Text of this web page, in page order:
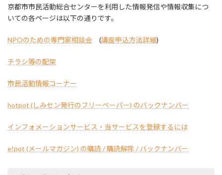
京都市市民活動総合センターを利用した情報発信や情報収集につ
いての各ページは以下の通りです。
NPOのための専門家相談会 (講座申込方法詳細)
チラシ等の配架
市民活動情報コーナー
hotpot (しみセン発行のフリーペーパー) のバックナンバー
インフォメーションサービス・当サービスを登録するには
e!pot (メールマガジン) の購読 / 購読解除 / バックナンバー